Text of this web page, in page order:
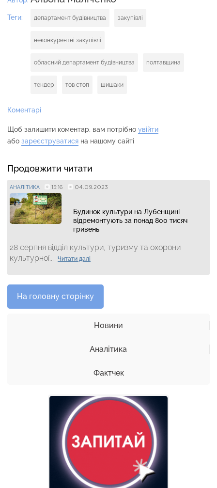
Теги: департамент будівництва закупівлі
неконкурентні закупівлі
обласний департамент будівництва полтавщина
тендер тов стоп шишаки
Коментарі
Щоб залишити коментар, вам потрібно увійти
або зареєструватися на нашому сайті
Продовжити читати
АНАЛІТИКА 15:16 04.09.2023
Будинок культури на Лубенщині
відремонтують за понад 800 тисяч
гривень
28 серпня відділ культури, туризму та охорони
культурної...
Читати далі
На головну сторінку
Новини
Аналітика
Фактчек